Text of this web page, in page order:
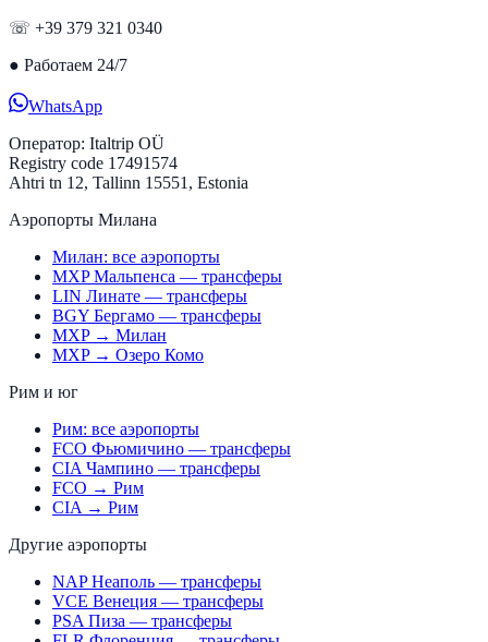
☏ +39 379 321 0340
● Работаем 24/7
WhatsApp
Оператор: Italtrip OÜ
Registry code 17491574
Ahtri tn 12, Tallinn 15551, Estonia
Аэропорты Милана
Милан: все аэропорты
MXP Мальпенса — трансферы
LIN Линате — трансферы
BGY Бергамо — трансферы
MXP → Милан
MXP → Озеро Комо
Рим и юг
Рим: все аэропорты
FCO Фьюмичино — трансферы
CIA Чампино — трансферы
FCO → Рим
CIA → Рим
Другие аэропорты
NAP Неаполь — трансферы
VCE Венеция — трансферы
PSA Пиза — трансферы